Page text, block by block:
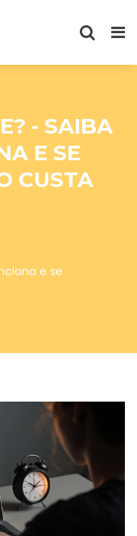
- SAIBA
E SE
CUSTA
e se